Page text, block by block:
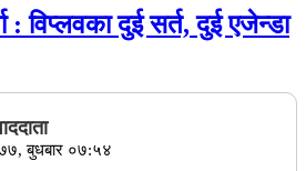
: विप्लवका दुई सर्त, दुई एजेन्डा
बुधबार ०७:५४